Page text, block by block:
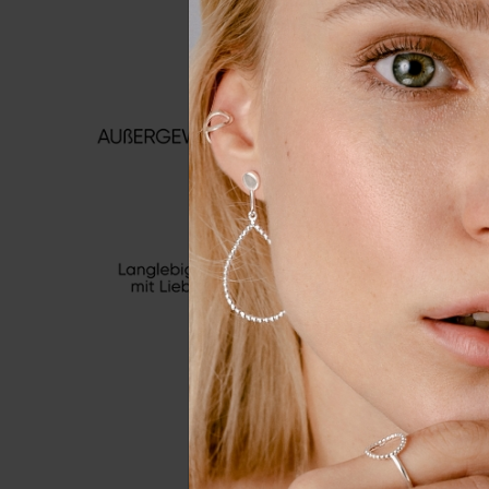
Wir nutzen Cookies auf
Erfahrung zu verbessern.
Externe
Alle